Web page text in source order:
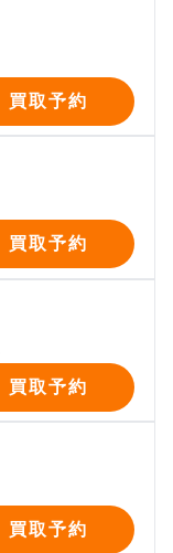
買取予約
買取予約
買取予約
買取予約